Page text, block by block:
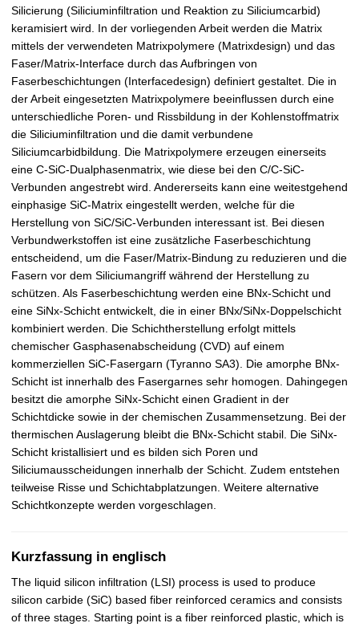
Silicierung (Siliciuminfiltration und Reaktion zu Siliciumcarbid)
keramisiert wird. In der vorliegenden Arbeit werden die Matrix
mittels der verwendeten Matrixpolymere (Matrixdesign) und das
Faser/Matrix-Interface durch das Aufbringen von
Faserbeschichtungen (Interfacedesign) definiert gestaltet. Die in
der Arbeit eingesetzten Matrixpolymere beeinflussen durch eine
unterschiedliche Poren- und Rissbildung in der Kohlenstoffmatrix
die Siliciuminfiltration und die damit verbundene
Siliciumcarbidbildung. Die Matrixpolymere erzeugen einerseits
eine C-SiC-Dualphasenmatrix, wie diese bei den C/C-SiC-
Verbunden angestrebt wird. Andererseits kann eine weitestgehend
einphasige SiC-Matrix eingestellt werden, welche für die
Herstellung von SiC/SiC-Verbunden interessant ist. Bei diesen
Verbundwerkstoffen ist eine zusätzliche Faserbeschichtung
entscheidend, um die Faser/Matrix-Bindung zu reduzieren und die
Fasern vor dem Siliciumangriff während der Herstellung zu
schützen. Als Faserbeschichtung werden eine BNx-Schicht und
eine SiNx-Schicht entwickelt, die in einer BNx/SiNx-Doppelschicht
kombiniert werden. Die Schichtherstellung erfolgt mittels
chemischer Gasphasenabscheidung (CVD) auf einem
kommerziellen SiC-Fasergarn (Tyranno SA3). Die amorphe BNx-
Schicht ist innerhalb des Fasergarnes sehr homogen. Dahingegen
besitzt die amorphe SiNx-Schicht einen Gradient in der
Schichtdicke sowie in der chemischen Zusammensetzung. Bei der
thermischen Auslagerung bleibt die BNx-Schicht stabil. Die SiNx-
Schicht kristallisiert und es bilden sich Poren und
Siliciumausscheidungen innerhalb der Schicht. Zudem entstehen
teilweise Risse und Schichtabplatzungen. Weitere alternative
Schichtkonzepte werden vorgeschlagen.
Kurzfassung in englisch
The liquid silicon infiltration (LSI) process is used to produce
silicon carbide (SiC) based fiber reinforced ceramics and consists
of three stages. Starting point is a fiber reinforced plastic, which is